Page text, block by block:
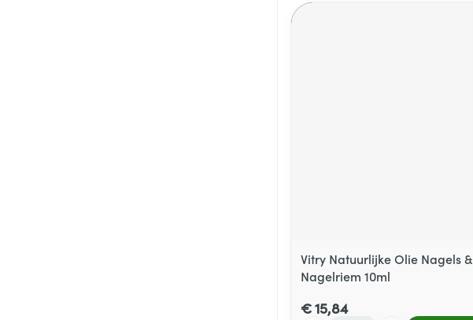
Vitry Natuurlijke Olie Nagels &
Nagelriem 10ml
€ 15,84